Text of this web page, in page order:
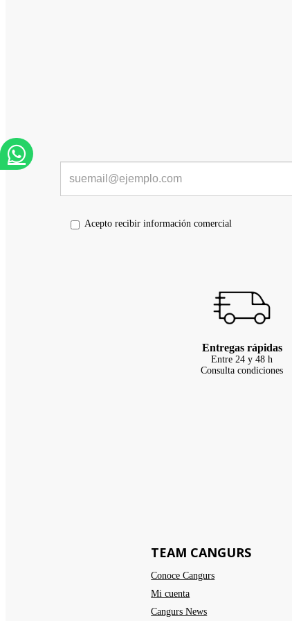
Acepto recibir información comercial
Entregas rápidas
Entre 24 y 48 h
Consulta condiciones
TEAM CANGURS
Conoce Cangurs
Mi cuenta
Cangurs News